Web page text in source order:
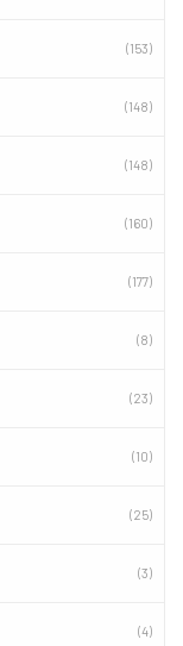
(153)
(148)
(148)
(160)
(177)
(8)
(23)
(10)
(25)
(3)
(4)